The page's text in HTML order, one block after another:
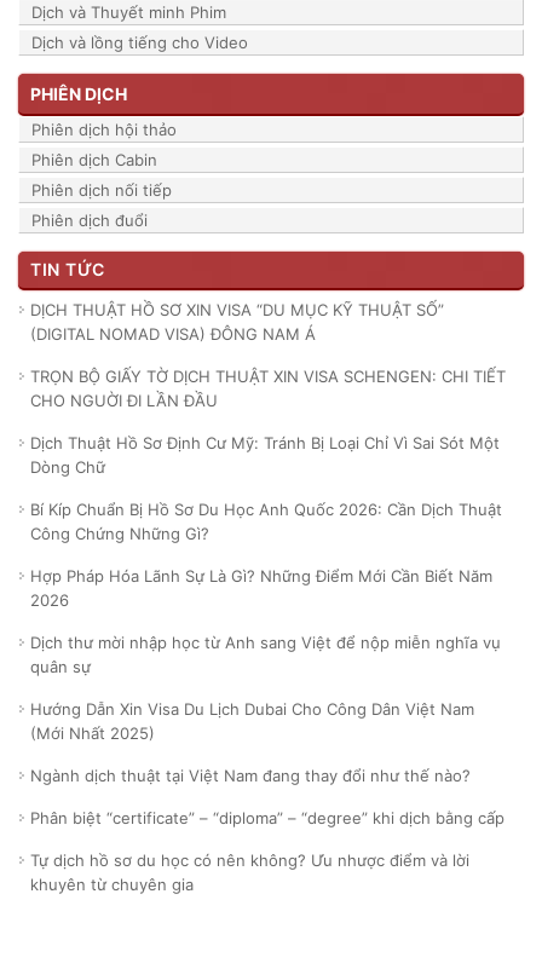
Dịch và Thuyết minh Phim
Dịch và lồng tiếng cho Video
PHIÊN DỊCH
Phiên dịch hội thảo
Phiên dịch Cabin
Phiên dịch nối tiếp
Phiên dịch đuổi
TIN TỨC
DỊCH THUẬT HỒ SƠ XIN VISA “DU MỤC KỸ THUẬT SỐ”
(DIGITAL NOMAD VISA) ĐÔNG NAM Á
TRỌN BỘ GIẤY TỜ DỊCH THUẬT XIN VISA SCHENGEN: CHI TIẾT
CHO NGUỜI ĐI LẦN ĐẦU
Dịch Thuật Hồ Sơ Định Cư Mỹ: Tránh Bị Loại Chỉ Vì Sai Sót Một
Dòng Chữ
Bí Kíp Chuẩn Bị Hồ Sơ Du Học Anh Quốc 2026: Cần Dịch Thuật
Công Chứng Những Gì?
Hợp Pháp Hóa Lãnh Sự Là Gì? Những Điểm Mới Cần Biết Năm
2026
Dịch thư mời nhập học từ Anh sang Việt để nộp miễn nghĩa vụ
quân sự
Hướng Dẫn Xin Visa Du Lịch Dubai Cho Công Dân Việt Nam
(Mới Nhất 2025)
Ngành dịch thuật tại Việt Nam đang thay đổi như thế nào?
Phân biệt “certificate” – “diploma” – “degree” khi dịch bằng cấp
Tự dịch hồ sơ du học có nên không? Ưu nhược điểm và lời
khuyên từ chuyên gia